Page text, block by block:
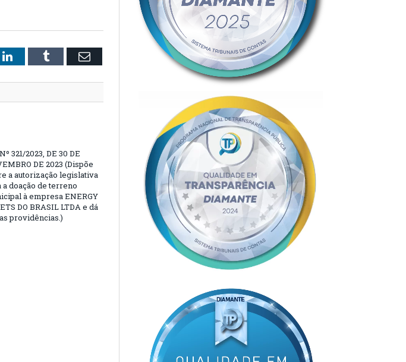
LinkedInTumblr Email
321/2023, DE 30 DE
DE 2023 (Dispõe
a autorização legislativa
a doação de terreno
à empresa ENERGY
DO BRASIL LTDA e dá
providências.)